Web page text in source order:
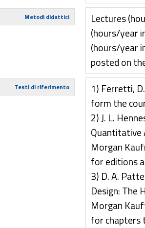
Metodi didattici
Lectures
(hours/year
(hours/year
posted on
Testi di riferimento
1) Ferretti,
form the
2) J. L.
Quantitative
Morgan
for editions
3) D. A.
Design: The
Morgan
for chapters